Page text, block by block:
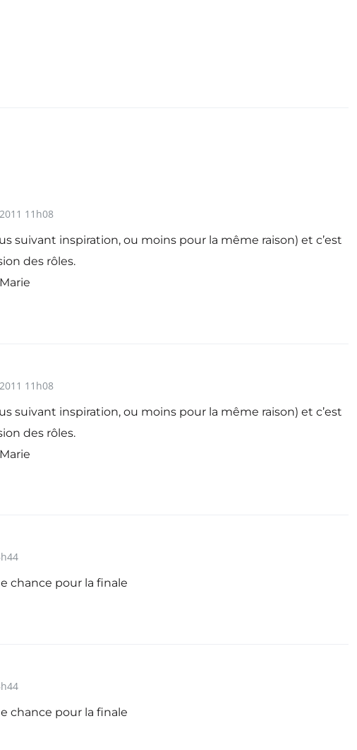
11h08
suivant inspiration, ou moins pour la même raison) et c’est
des rôles.
11h08
suivant inspiration, ou moins pour la même raison) et c’est
des rôles.
chance pour la finale
chance pour la finale